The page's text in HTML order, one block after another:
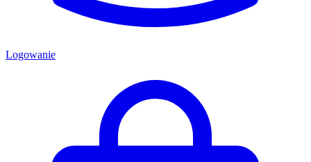
Logowanie